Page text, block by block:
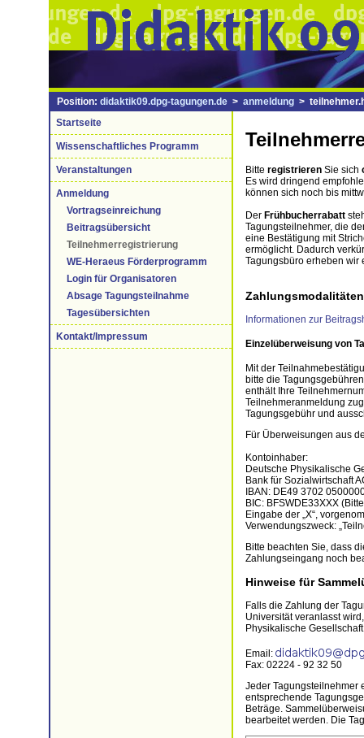
Position: didaktik09.dpg-tagungen.de > anmeldung >
Startseite
Wissenschaftliches Programm
Veranstaltungen
Anmeldung
Vortragseinreichung
Beitragsübersicht
Teilnehmerregistrierung
WE-Heraeus Förderprogramm
Login für Organisatoren
Absage Tagungsteilnahme
Tagesübersichten
Kontakt/Impressum
Bitte registrieren Sie sich
Es wird dringend
können sich noch bis
Der Frühbucherrabatt
Tagungsteilnehmer, die
eine Bestätigung mit
ermöglicht. Dadurch
Tagungsbüro erheben wir
Zahlungsmodalitäten
Informationen zur
Einzelüberweisung von
Mit der
bitte die
enthält Ihre
Teilnehmeranmeldung
Tagungsgebühr und
Für Überweisungen aus
Kontoinhaber:
Deutsche Physikalische
Bank für Sozialwirtschaft
IBAN: DE49 3702
BIC: BFSWDE33XXX
Eingabe der „X“,
Verwendungszweck:
Bitte beachten Sie, dass
Zahlungseingang noch
Hinweise für
Falls die Zahlung der
Universität veranlasst
Physikalische
Email:
Fax: 02224 - 92 32 50
Jeder Tagungsteilnehmer
entsprechende
Beträge.
bearbeitet werden. Die